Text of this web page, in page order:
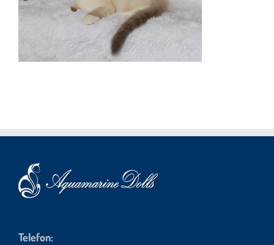
Telefon: